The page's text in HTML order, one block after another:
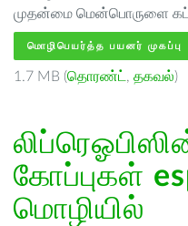
முதன்மை மென்பொருளை
மொழிபெயர்த்த பயனர் முகப்பு
1.7 MB (தொரண்ட் , தகவல்)
கோப்புகள்
மொழியில்